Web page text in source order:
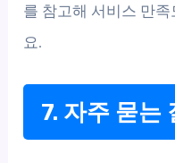
를 참고해 서비스 만
요.
7. 자주 묻는